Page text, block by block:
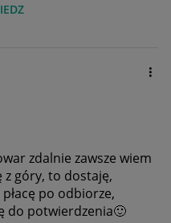
zdalnie zawsze wiem
z góry, to dostaję,
po odbiorze,
do potwierdzenia🙂